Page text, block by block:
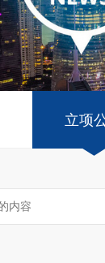
立项